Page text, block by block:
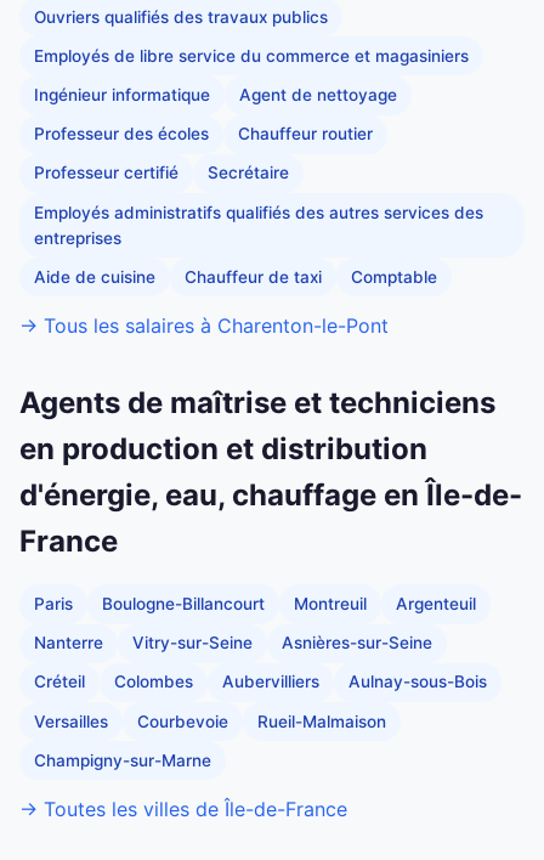
Ouvriers qualifiés des travaux publics
Employés de libre service du commerce et magasiniers
Ingénieur informatique Agent de nettoyage
Professeur des écoles Chauffeur routier
Professeur certifié Secrétaire
Employés administratifs qualifiés des autres services des
entreprises
Aide de cuisine Chauffeur de taxi Comptable
→ Tous les salaires à Charenton-le-Pont
Agents de maîtrise et techniciens
en production et distribution
d'énergie, eau, chauffage en Île-de-
France
Paris Boulogne-Billancourt Montreuil Argenteuil
Nanterre Vitry-sur-Seine Asnières-sur-Seine
Créteil Colombes Aubervilliers Aulnay-sous-Bois
Versailles Courbevoie Rueil-Malmaison
Champigny-sur-Marne
→ Toutes les villes de Île-de-France